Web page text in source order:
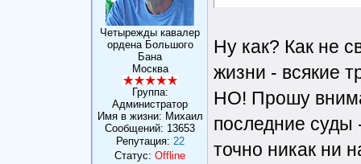
Четырежды кавалер
ордена Большого
Бана
Москва
Группа:
Администратор
Имя в жизни: Михаил
Сообщений: 13653
Репутация: 22
Статус: Offline
Ну как? Как не
жизни - всякие
НО! Прошу
последние суды
точно никак ни